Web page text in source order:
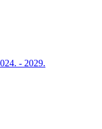
- 2029.